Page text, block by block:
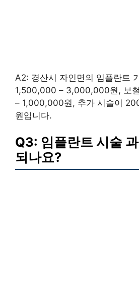
A2: 경산시 자인면의 임플란트
1,500,000 – 3,000,000원, 보
– 1,000,000원, 추가 시술이
원입니다.
Q3: 임플란트 시술
되나요?